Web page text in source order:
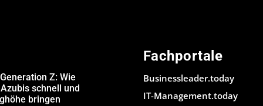
Z: Wie
schnell und
bringen
Fachportale
Businessleader.today
IT-Management.today